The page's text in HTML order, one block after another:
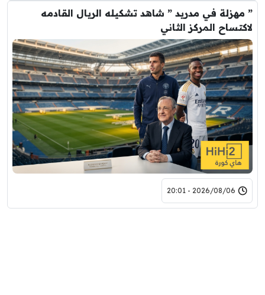
” مهزلة في مدريد ” شاهد تشكيله الريال القادمه
لاكتساح المركز الثاني
2026/08/06 - 20:01